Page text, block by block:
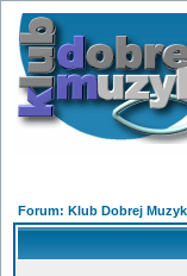
Forum: Klub Dobrej